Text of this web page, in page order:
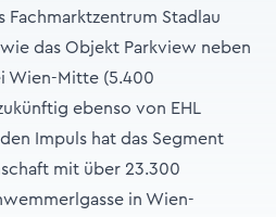
Stadlau
das Objekt Parkview neben
Wien-Mitte (5.400
ebenso von EHL
Impuls hat das Segment
mit über 23.300
in Wien-